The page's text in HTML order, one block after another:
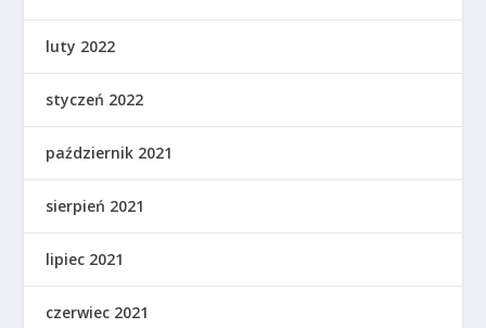
luty 2022
styczeń 2022
październik 2021
sierpień 2021
lipiec 2021
czerwiec 2021